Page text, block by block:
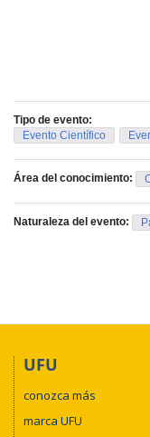
Tipo de evento:
Evento Científico
Área del conocimiento:
Naturaleza del evento:
UFU
conozca más
marca UFU